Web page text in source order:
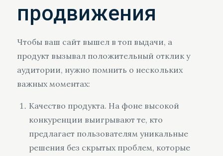
продвижения
Чтобы ваш сайт вышел в топ выдачи, а
продукт вызывал положительный отклик у
аудитории, нужно помнить о нескольких
важных моментах:
Качество продукта. На фоне высокой
конкуренции выигрывают те, кто
предлагает пользователям уникальные
решения без скрытых проблем, которые